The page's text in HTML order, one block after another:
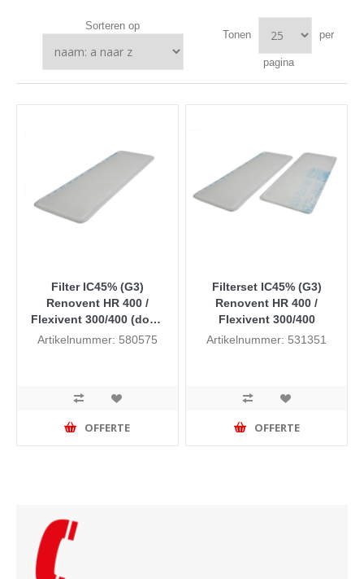
Sorteren op
Tonen per
pagina
Filter IC45% (G3)
Renovent HR 400 /
Flexivent 300/400 (doos
50 stuks)
Artikelnummer: 580575
OFFERTE
Filterset IC45% (G3)
Renovent HR 400 /
Flexivent 300/400
Artikelnummer: 531351
OFFERTE